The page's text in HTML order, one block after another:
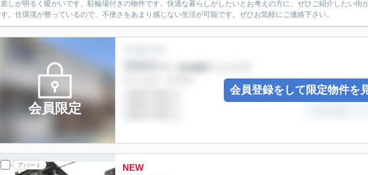
差しが明るく暖かいです。駐輪場付きの物件です。快適な暮らしがしたいとお考えの方に、ぜひご紹介したい街
す。住環境が整っているので、不便さをあまり感じない生活が可能です。ぜひお気軽にご連絡下さい。
会員限定
会員登録をして限定物件を
アパート NEW